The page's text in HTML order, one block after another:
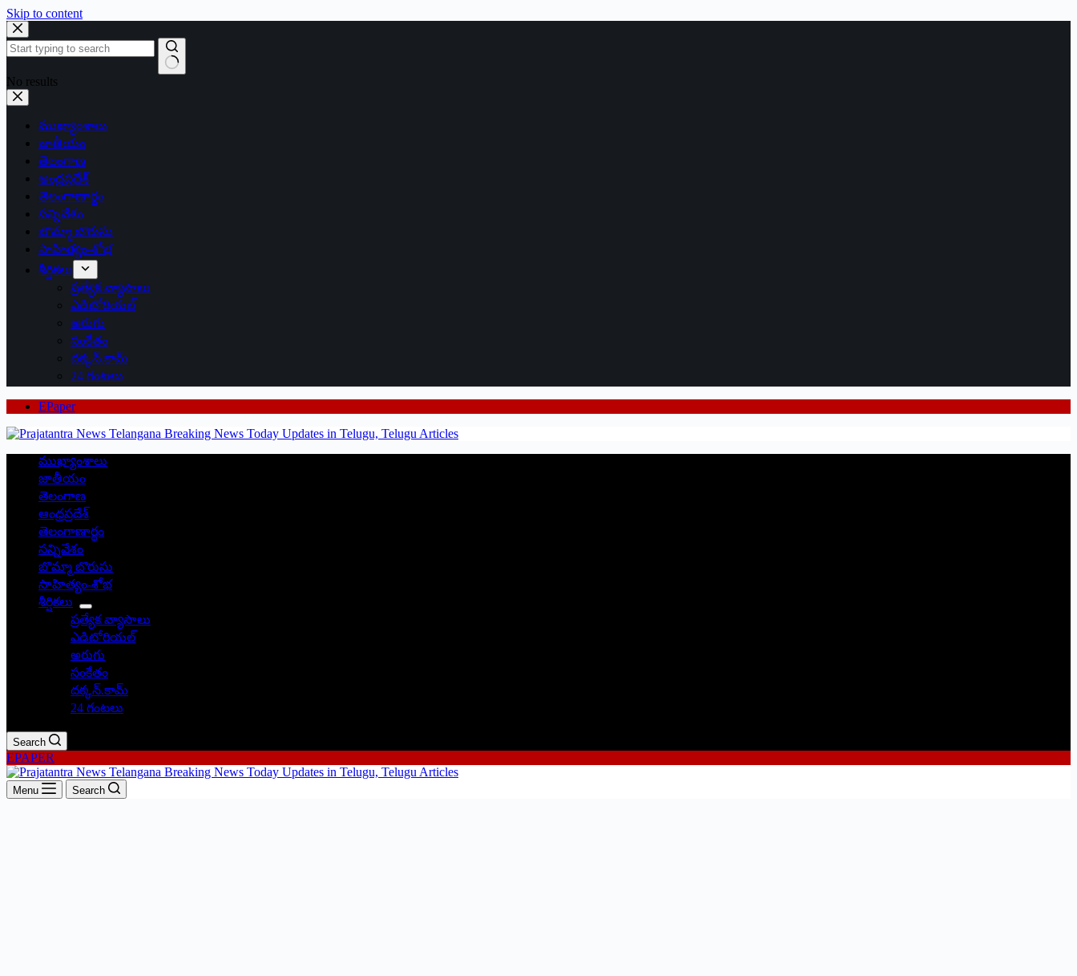
Skip to content
No results
ముఖ్యాంశాలు
జాతీయం
తెలంగాణ
ఆంధ్రప్రదేశ్
తెలంగాణార్థం
సన్నివేశం
బొమ్మా బొరుసు
సాహిత్యం-శోభ
శీర్షికలు
ప్రత్యేక వ్యాసాలు
ఎడిటోరియల్
అరుగు
సంకేతం
దక్కన్.కామ్
24 గంటలు
EPaper
ముఖ్యాంశాలు
జాతీయం
తెలంగాణ
ఆంధ్రప్రదేశ్
తెలంగాణార్థం
సన్నివేశం
బొమ్మా బొరుసు
సాహిత్యం-శోభ
శీర్షికలు
ప్రత్యేక వ్యాసాలు
ఎడిటోరియల్
అరుగు
సంకేతం
దక్కన్.కామ్
24 గంటలు
Search
EPAPER
Menu Search